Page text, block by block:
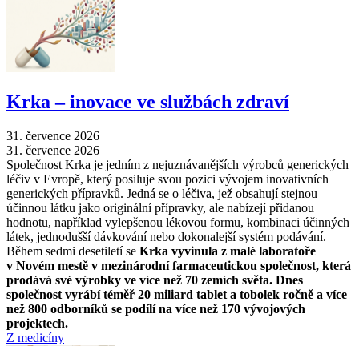
Krka –⁠ inovace ve službách zdraví
31. července 2026
31. července 2026
Společnost Krka je jedním z nejuznávanějších výrobců generických
léčiv v Evropě, který posiluje svou pozici vývojem inovativních
generických přípravků. Jedná se o léčiva, jež obsahují stejnou
účinnou látku jako originální přípravky, ale nabízejí přidanou
hodnotu, například vylepšenou lékovou formu, kombinaci účinných
látek, jednodušší dávkování nebo dokonalejší systém podávání.
Během sedmi desetiletí se Krka vyvinula z malé laboratoře
v Novém mestě v mezinárodní farmaceutickou společnost, která
prodává své výrobky ve více než 70 zemích světa. Dnes
společnost vyrábí téměř 20 miliard tablet a tobolek ročně a více
než 800 odborníků se podílí na více než 170 vývojových
projektech.
Z medicíny